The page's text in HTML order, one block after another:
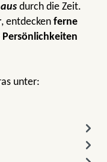
durch die Zeit.
, entdecken ferne
unter: